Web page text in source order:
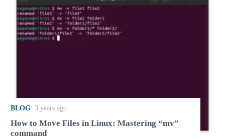
BLOG 3 years ago
How to Move Files in Linux: Mastering “mv”
command